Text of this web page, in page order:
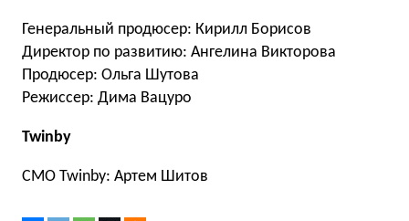
Генеральный продюсер: Кирилл Борисов
Директор по развитию: Ангелина Викторова
Продюсер: Ольга Шутова
Режиссер: Дима Вацуро
Twinby
СМО Twinby: Артем Шитов